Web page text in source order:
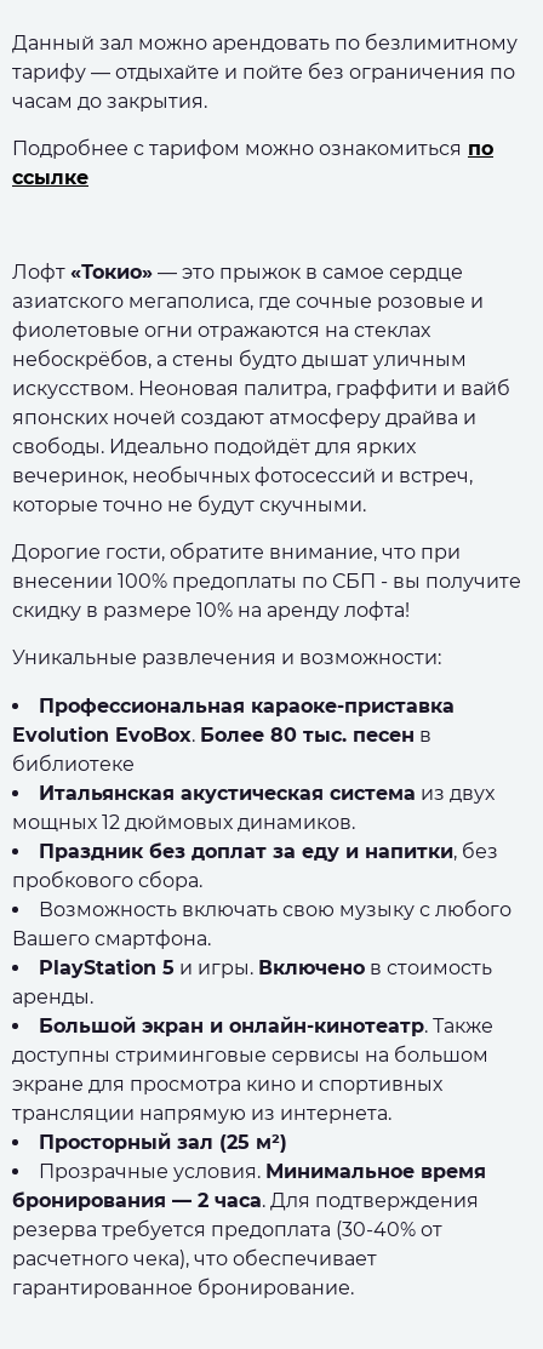
Данный зал можно арендовать по безлимитному
тарифу — отдыхайте и пойте без ограничения по
часам до закрытия.
Подробнее с тарифом можно ознакомиться по
ссылке
Лофт «Токио» — это прыжок в самое сердце
азиатского мегаполиса, где сочные розовые и
фиолетовые огни отражаются на стеклах
небоскрёбов, а стены будто дышат уличным
искусством. Неоновая палитра, граффити и вайб
японских ночей создают атмосферу драйва и
свободы. Идеально подойдёт для ярких
вечеринок, необычных фотосессий и встреч,
которые точно не будут скучными.
Дорогие гости, обратите внимание, что при
внесении 100% предоплаты по СБП - вы получите
скидку в размере 10% на аренду лофта!
Уникальные развлечения и возможности:
Профессиональная караоке-приставка
Evolution EvoBox. Более 80 тыс. песен в
библиотеке
Итальянская акустическая система из двух
мощных 12 дюймовых динамиков.
Праздник без доплат за еду и напитки, без
пробкового сбора.
Возможность включать свою музыку с любого
Вашего смартфона.
PlayStation 5 и игры. Включено в стоимость
аренды.
Большой экран и онлайн-кинотеатр. Также
доступны стриминговые сервисы на большом
экране для просмотра кино и спортивных
трансляции напрямую из интернета.
Просторный зал (25 м²)
Прозрачные условия. Минимальное время
бронирования — 2 часа. Для подтверждения
резерва требуется предоплата (30-40% от
расчетного чека), что обеспечивает
гарантированное бронирование.